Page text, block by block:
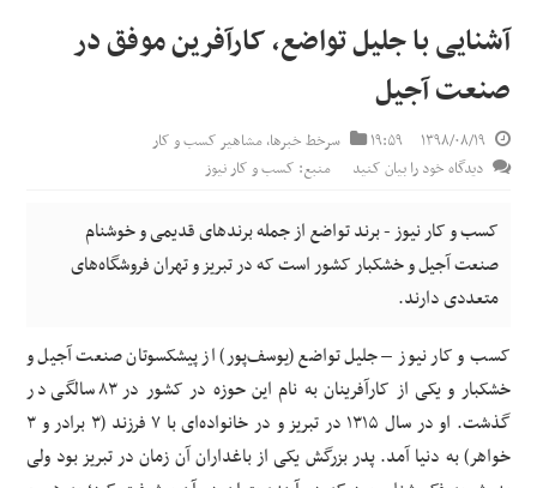
آشنایی با جلیل تواضع، کارآفرین موفق در
صنعت آجیل
۱۳۹۸/۰۸/۱۹ ۱۹:۵۹ سرخط خبرها,مشاهیر کسب و کار
دیدگاه خود را بیان کنید
منبع: کسب و کار نیوز
کسب و کار نیوز - برند تواضع از جمله برندهای قدیمی و خوشنام
صنعت آجیل و خشکبار کشور است که در تبریز و تهران فروشگاه‌های
متعددی دارند.
کسب و کار نیوز – جلیل تواضع (یوسف‌پور) از پیشکسوتان صنعت آجیل و
خشکبار و یکی از کارآفرینان به نام این حوزه در کشور در ۸۳ سالگی در
گذشت. او در سال ۱۳۱۵ در تبریز و در خانواده‌ای با ۷ فرزند (۳ برادر و ۳
خواهر) به دنیا آمد. پدر بزرگش یکی از باغداران آن زمان در تبریز بود ولی